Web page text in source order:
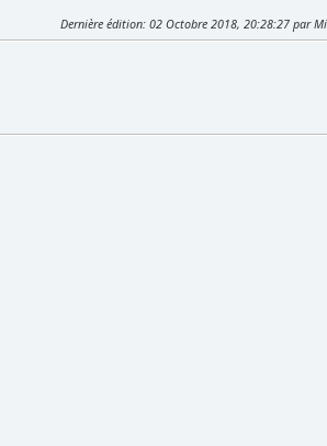
Dernière édition: 02 Octobre 2018, 20:28:27 par